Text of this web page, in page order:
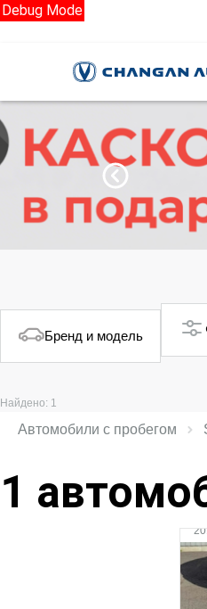
Debug Mode
Бренд и модель
Найдено: 1
Автомобили с пробегом
1
2